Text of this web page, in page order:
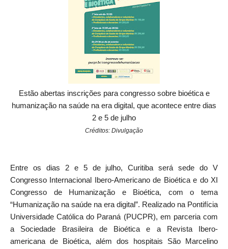
Estão abertas inscrições para congresso sobre bioética e
humanização na saúde na era digital, que acontece entre dias
2 e 5 de julho
Créditos: Divulgação
Entre os dias 2 e 5 de julho, Curitiba será sede do V
Congresso Internacional Ibero-Americano de Bioética e do XI
Congresso de Humanização e Bioética, com o tema
“Humanização na saúde na era digital”. Realizado na Pontifícia
Universidade Católica do Paraná (PUCPR), em parceria com
a Sociedade Brasileira de Bioética e a Revista Ibero-
americana de Bioética, além dos hospitais São Marcelino